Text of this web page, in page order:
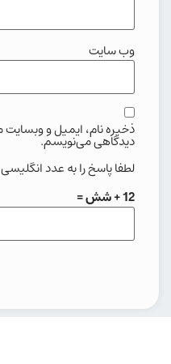
وب‌ سایت
ذخیره نام، ایمیل و وبسایت
دیدگاهی می‌نویسم.
لطفا پاسخ را به عدد
12 + شش =